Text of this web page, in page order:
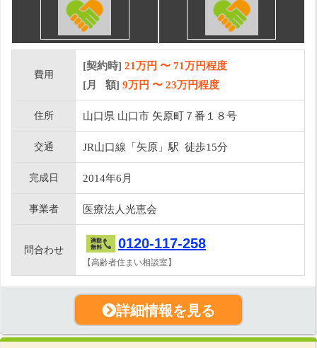
費用
[契約時] 21万円 〜 71万円程度
[月 額] 9万円 〜 23万円程度
住所 山口県 山口市 矢原町７番１８号
交通 JR山口線「矢原」駅 徒歩15分
完成日 2014年6月
事業者 医療法人光恵会
問合わせ 0120-117-258
【高齢者住まい相談室】
詳細情報を見る